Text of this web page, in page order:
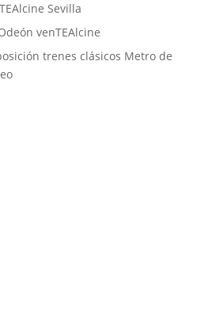
Sevilla
venTEAlcine
trenes clásicos Metro de